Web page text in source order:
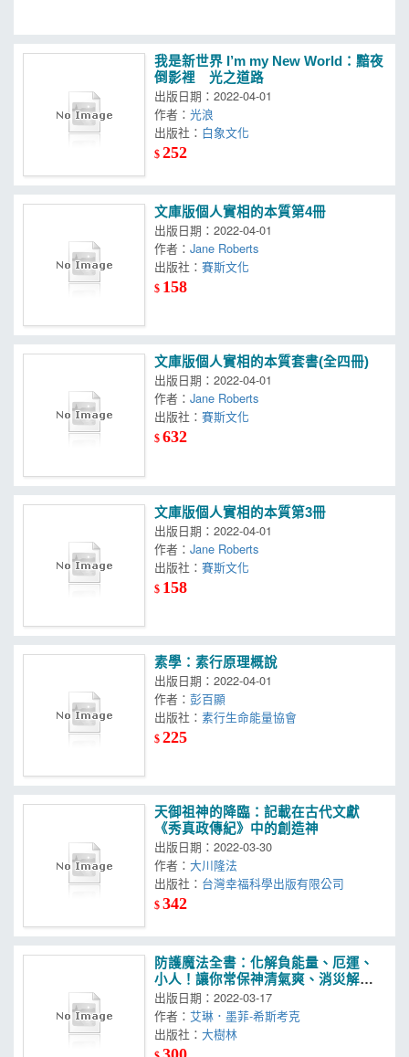
我是新世界 I’m my New World：黯夜
倒影裡 光之道路
出版日期：2022-04-01
作者：光浪
出版社：
$252
文庫版個人實相的本質第4冊
出版日期：2022-04-01
作者：Jane Roberts
出版社：
$ 158
文庫版個人實相的本質套書(全四冊)
出版日期：2022-04-01
作者：Jane Roberts
出版社：
$632
文庫版個人實相的本質第3冊
出版日期：2022-04-01
作者：Jane Roberts
出版社：
$ 158
素學：素行原理概說
出版日期：2022-04-01
作者：彭百顯
出版社：
$225
天御祖神的降臨：記載在古代文獻
《秀真政傳紀》中的創造神
出版日期：2022-03-30
作者：大川隆法
出版社：
$342
防護魔法全書：化解負能量、厄運、
小人！讓你常保神清氣爽、消災解難
的100多種日常魔法
出版日期：2022-03-17
作者：艾琳．墨菲-希斯考克
出版社：